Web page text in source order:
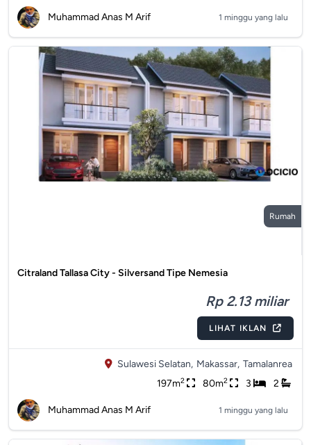
Muhammad Anas M Arif 1 minggu yang lalu
Rumah
Citraland Tallasa City - Silversand Tipe Nemesia
Rp 2.13 miliar
LIHAT IKLAN
Sulawesi Selatan, Makassar, Tamalanrea
197m2 80m2 3 2
Muhammad Anas M Arif 1 minggu yang lalu